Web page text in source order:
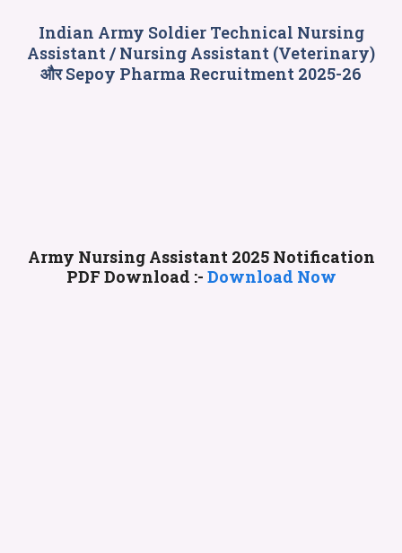
Indian Army Soldier Technical Nursing
Assistant / Nursing Assistant (Veterinary)
और Sepoy Pharma Recruitment 2025-26
Army Nursing Assistant 2025 Notification
PDF Download :- Download Now